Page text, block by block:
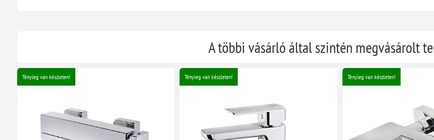
A többi vásárló által szintén megvásárolt
Tényleg van készleten! Tényleg van készleten! Tényleg van készleten!